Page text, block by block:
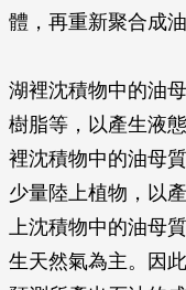
體，再重新聚合成油
湖裡沈積物中的油
樹脂等，以產生液
裡沈積物中的油母
少量陸上植物，以
上沈積物中的油母
生天然氣為主。因